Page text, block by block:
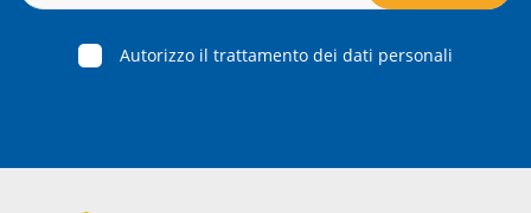
Autorizzo il trattamento dei dati personali